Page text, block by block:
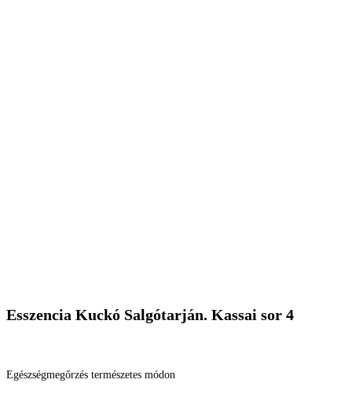
Esszencia Kuckó Salgótarján. Kassai sor 4
Egészségmegőrzés természetes módon